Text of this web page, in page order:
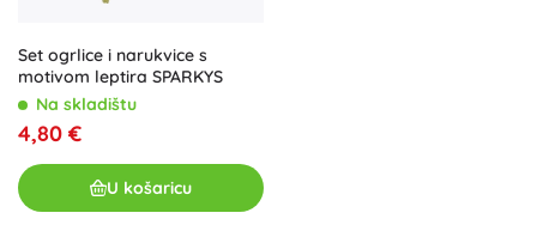
Set ogrlice i narukvice s
motivom leptira SPARKYS
Na skladištu
4,80 €
U košaricu